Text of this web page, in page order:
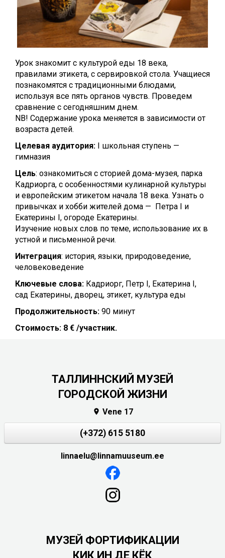
Урок знакомит с культурой еды 18 века,
правилами этикета, с сервировкой стола. Учащиеся
познакомятся с традиционными блюдами,
используя все пять органов чувств. Проведем
сравнение с сегодняшним днем.
NB! Содержание урока меняется в зависимости от
возраста детей.
Целевая аудитория: I школьная ступень —
гимназия
Цель: ознакомиться с сторией дома-музея, парка
Кадриорга, с особенностями кулинарной культуры
и европейским этикетом начала 18 века. Узнать о
привычках и хобби жителей дома — Петра I и
Екатерины I, огороде Екатерины.
Изучение новых слов по теме, использование их в
устной и письменной речи.
Интеграция: история, языки, природоведение,
человековедение
Ключевые слова: Кадриорг, Петр I, Екатерина I,
сад Екатерины, дворец, этикет, культура еды
Продолжительность: 90 минут
Стоимость: 8 € /участник.
ТАЛЛИННСКИЙ МУЗЕЙ
ГОРОДСКОЙ ЖИЗНИ
 Vene 17
(+372) 615 5180
linnaelu@linnamuuseum.ee
МУЗЕЙ ФОРТИФИКАЦИИ
КИК ИН ДЕ КЁК